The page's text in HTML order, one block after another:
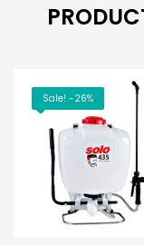
Sale! -26%